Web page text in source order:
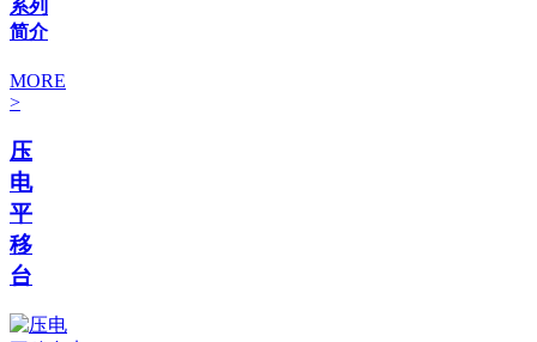
系列
简介
MORE
>
压
电
平
移
台